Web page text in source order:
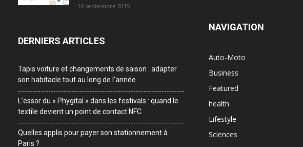
16 septembre 2015
DERNIERS ARTICLES
Tapis voiture et changements de saison : adapter
son habitacle tout au long de l’année
L’essor du « Phygital » dans les festivals : quand le
textile devient un point de contact NFC
Quelles applis pour payer son stationnement à
Paris ?
NAVIGATION
Auto-Moto
Business
Featured
health
Lifestyle
Sciences